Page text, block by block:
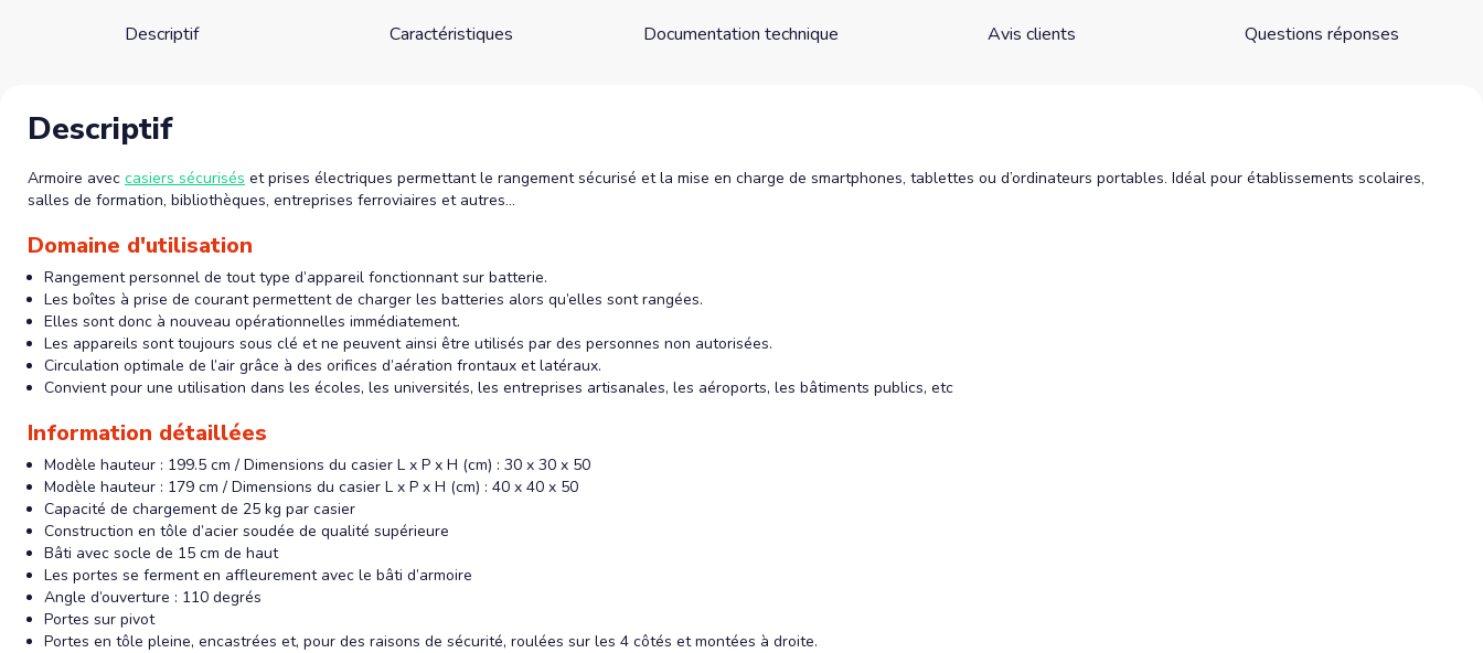
Descriptif Caractéristiques Documentation technique Avis clients Questions réponses
Descriptif
Armoire avec casiers sécurisés et prises électriques permettant le rangement sécurisé et la mise en charge de smartphones, tablettes ou d’ordinateurs portables. Idéal pour établissements scolaires,
salles de formation, bibliothèques, entreprises ferroviaires et autres…
Domaine d'utilisation
Rangement personnel de tout type d’appareil fonctionnant sur batterie.
Les boîtes à prise de courant permettent de charger les batteries alors qu’elles sont rangées.
Elles sont donc à nouveau opérationnelles immédiatement.
Les appareils sont toujours sous clé et ne peuvent ainsi être utilisés par des personnes non autorisées.
Circulation optimale de l’air grâce à des orifices d’aération frontaux et latéraux.
Convient pour une utilisation dans les écoles, les universités, les entreprises artisanales, les aéroports, les bâtiments publics, etc
Information détaillées
Modèle hauteur : 199.5 cm / Dimensions du casier L x P x H (cm) : 30 x 30 x 50
Modèle hauteur : 179 cm / Dimensions du casier L x P x H (cm) : 40 x 40 x 50
Capacité de chargement de 25 kg par casier
Construction en tôle d’acier soudée de qualité supérieure
Bâti avec socle de 15 cm de haut
Les portes se ferment en affleurement avec le bâti d’armoire
Angle d’ouverture : 110 degrés
Portes sur pivot
Portes en tôle pleine, encastrées et, pour des raisons de sécurité, roulées sur les 4 côtés et montées à droite.